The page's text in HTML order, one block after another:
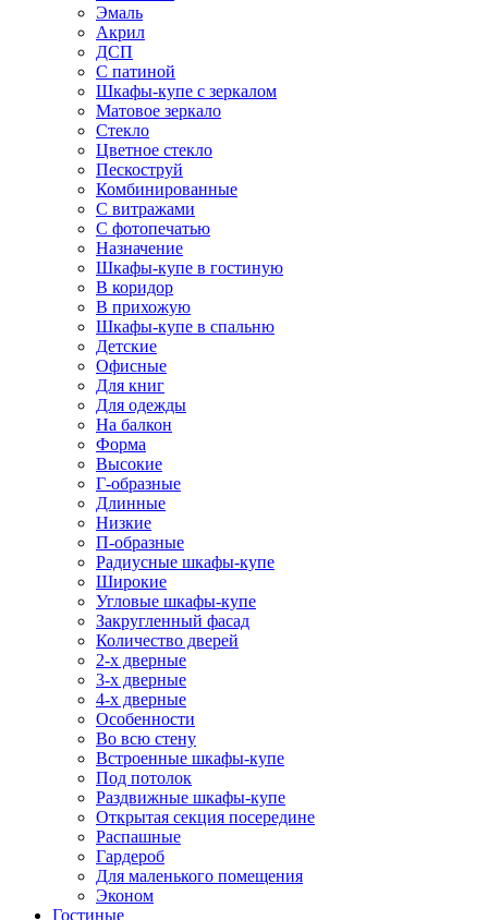
Эмаль
Акрил
ДСП
С патиной
Шкафы-купе с зеркалом
Матовое зеркало
Стекло
Цветное стекло
Пескоструй
Комбинированные
С витражами
С фотопечатью
Назначение
Шкафы-купе в гостиную
В коридор
В прихожую
Шкафы-купе в спальню
Детские
Офисные
Для книг
Для одежды
На балкон
Форма
Высокие
Г-образные
Длинные
Низкие
П-образные
Радиусные шкафы-купе
Широкие
Угловые шкафы-купе
Закругленный фасад
Количество дверей
2-х дверные
3-х дверные
4-х дверные
Особенности
Во всю стену
Встроенные шкафы-купе
Под потолок
Раздвижные шкафы-купе
Открытая секция посередине
Распашные
Гардероб
Для маленького помещения
Эконом
Гостиные